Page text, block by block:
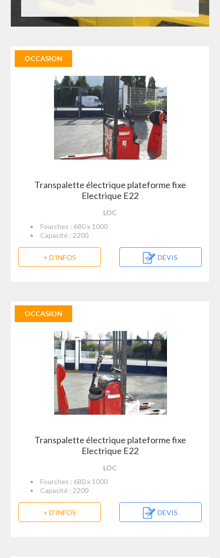
OCCASION
Transpalette électrique plateforme fixe
Electrique E22
LOC
Fourches : 680 x 1000
Capacité : 2200
+ D'INFOS DEVIS
OCCASION
Transpalette électrique plateforme fixe
Electrique E22
LOC
Fourches : 680 x 1000
Capacité : 2200
+ D'INFOS DEVIS